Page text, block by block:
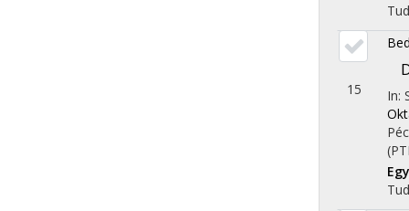
15 In: